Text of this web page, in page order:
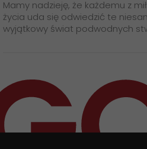
Mamy nadzieję, że każdemu z
życia uda się odwiedzić te
wyjątkowy świat podwodnych